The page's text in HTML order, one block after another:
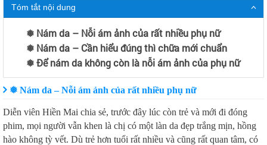
Tóm tắt nội dung
❅ Nám da – Nỗi ám ảnh của rất nhiều phụ nữ
❅ Nám da – Cần hiểu đúng thì chữa mới chuẩn
❅ Để nám da không còn là nỗi ám ảnh của phụ nữ
❅ Nám da – Nỗi ám ảnh của rất nhiều phụ nữ
Diễn viên Hiền Mai chia sẻ, trước đây lúc còn trẻ và mới đi đóng
phim, mọi người vẫn khen là chị có một làn da đẹp trắng mịn, hồng
hào không tỳ vết. Dù trẻ hơn tuổi rất nhiều và cũng rất quan tâm, có